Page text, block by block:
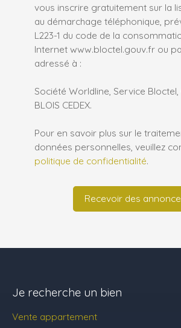
vous inscrire gratuitement sur la
au démarchage téléphonique,
L223-1 du code de la
Internet www.bloctel.gouv.fr ou
adressé à :
Société Worldline, Service Bloctel,
BLOIS CEDEX.
Pour en savoir plus sur le
données personnelles, veuillez
politique de confidentialité.
Recevoir des
Je recherche un bien
Vente appartement